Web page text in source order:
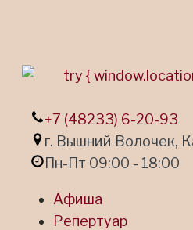
+7 (48233) 6-20-93
г. Вышний Волочек,
Пн-Пт 09:00 - 18:00
Афиша
Репертуар